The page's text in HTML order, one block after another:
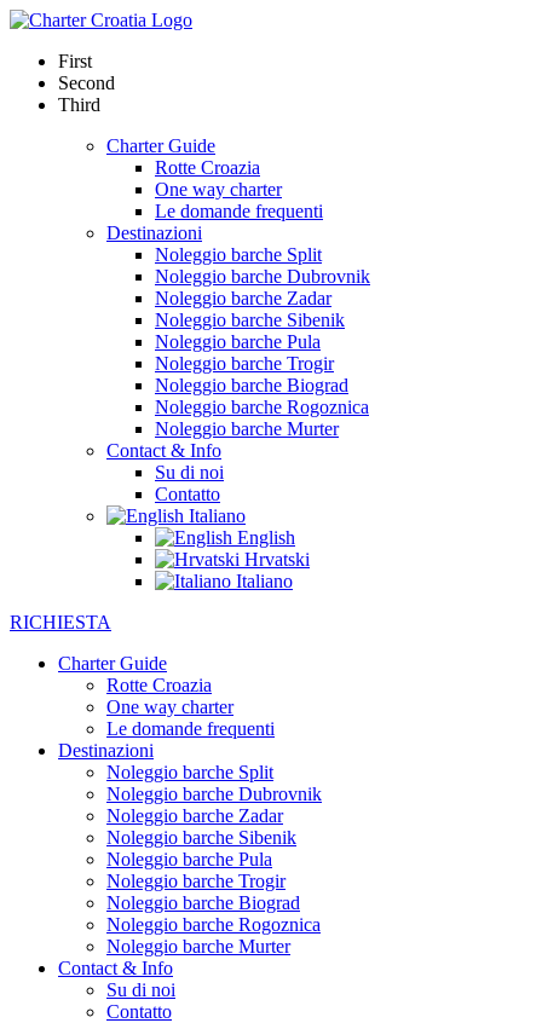
First
Second
Third
Charter Guide
Rotte Croazia
One way charter
Le domande frequenti
Destinazioni
Noleggio barche Split
Noleggio barche Dubrovnik
Noleggio barche Zadar
Noleggio barche Sibenik
Noleggio barche Pula
Noleggio barche Trogir
Noleggio barche Biograd
Noleggio barche Rogoznica
Noleggio barche Murter
Contact & Info
Su di noi
Contatto
Italiano
English
Hrvatski
Italiano
RICHIESTA
Charter Guide
Rotte Croazia
One way charter
Le domande frequenti
Destinazioni
Noleggio barche Split
Noleggio barche Dubrovnik
Noleggio barche Zadar
Noleggio barche Sibenik
Noleggio barche Pula
Noleggio barche Trogir
Noleggio barche Biograd
Noleggio barche Rogoznica
Noleggio barche Murter
Contact & Info
Su di noi
Contatto